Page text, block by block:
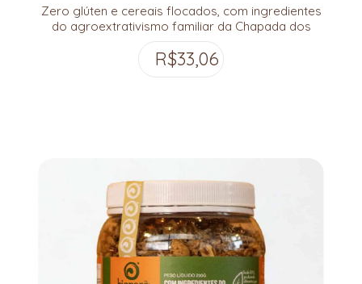
Zero glúten e cereais flocados, com ingredientes
do agroextrativismo familiar da Chapada dos
Veadeiros!
R$33,06